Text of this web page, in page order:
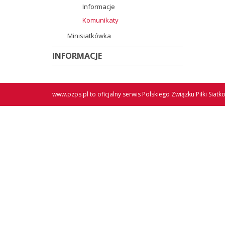
Informacje
Komunikaty
Minisiatkówka
INFORMACJE
www.pzps.pl to oficjalny serwis Polskiego Związku Piłki